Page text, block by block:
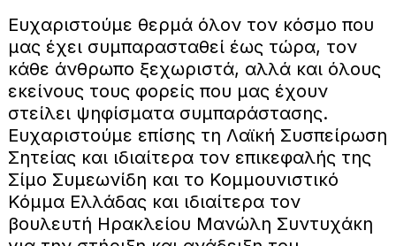
Ευχαριστούμε θερμά όλον τον κόσμο που
μας έχει συμπαρασταθεί έως τώρα, τον
κάθε άνθρωπο ξεχωριστά, αλλά και όλους
εκείνους τους φορείς που μας έχουν
στείλει ψηφίσματα συμπαράστασης.
Ευχαριστούμε επίσης τη Λαϊκή Συσπείρωση
Σητείας και ιδιαίτερα τον επικεφαλής της
Σίμο Συμεωνίδη και το Κομμουνιστικό
Κόμμα Ελλάδας και ιδιαίτερα τον
βουλευτή Ηρακλείου Μανώλη Συντυχάκη